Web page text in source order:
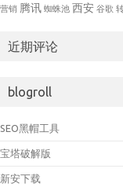
营销 腾讯 蜘蛛池 西安 谷歌
近期评论
blogroll
SEO黑帽工具
宝塔破解版
新安下载